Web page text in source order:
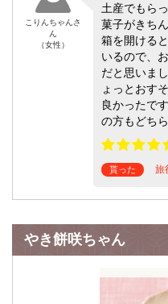
こりんちゃんさ
ん
（女性）
土産でもら
菓子がきち
箱を開ける
いるので、
だと思いま
ょっとおす
良かったで
の方もどち
貰った 旅
やき餅咲ちゃん